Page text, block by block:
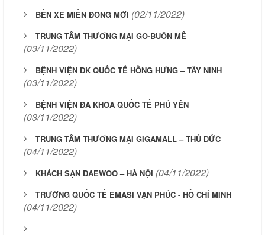
BẾN XE MIỀN ĐÔNG MỚI (02/11/2022)
TRUNG TÂM THƯƠNG MẠI GO-BUÔN MÊ
(03/11/2022)
BỆNH VIỆN ĐK QUỐC TẾ HỒNG HƯNG – TÂY NINH
(03/11/2022)
BỆNH VIỆN ĐA KHOA QUỐC TẾ PHÚ YÊN
(03/11/2022)
TRUNG TÂM THƯƠNG MẠI GIGAMALL – THỦ ĐỨC
(04/11/2022)
KHÁCH SẠN DAEWOO – HÀ NỘI (04/11/2022)
TRƯỜNG QUỐC TẾ EMASI VẠN PHÚC - HỒ CHÍ MINH
(04/11/2022)